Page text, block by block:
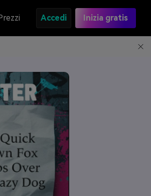
Accedi Inizia gratis